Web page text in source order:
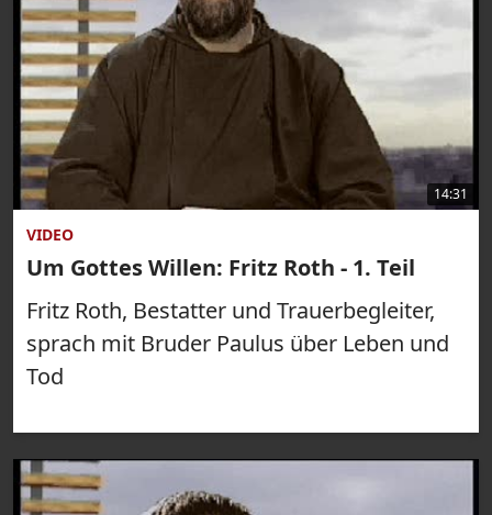
14:31
VIDEO
Um Gottes Willen: Fritz Roth - 1. Teil
Fritz Roth, Bestatter und Trauerbegleiter,
sprach mit Bruder Paulus über Leben und
Tod